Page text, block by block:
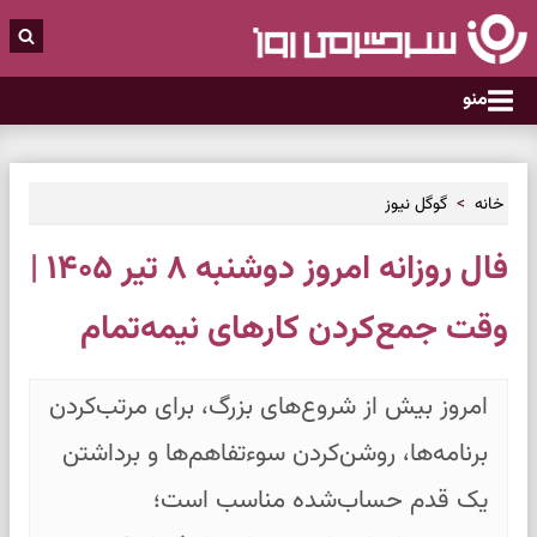
منو
خانه گوگل نیوز
فال روزانه امروز دوشنبه ۸ تیر ۱۴۰۵ |
وقت جمع‌کردن کارهای نیمه‌تمام
امروز بیش از شروع‌های بزرگ، برای مرتب‌کردن
برنامه‌ها، روشن‌کردن سوءتفاهم‌ها و برداشتن
یک قدم حساب‌شده مناسب است؛